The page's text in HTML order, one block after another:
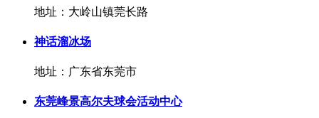
地址：大岭山镇莞长路
神话溜冰场
地址：广东省东莞市
东莞峰景高尔夫球会活动中心